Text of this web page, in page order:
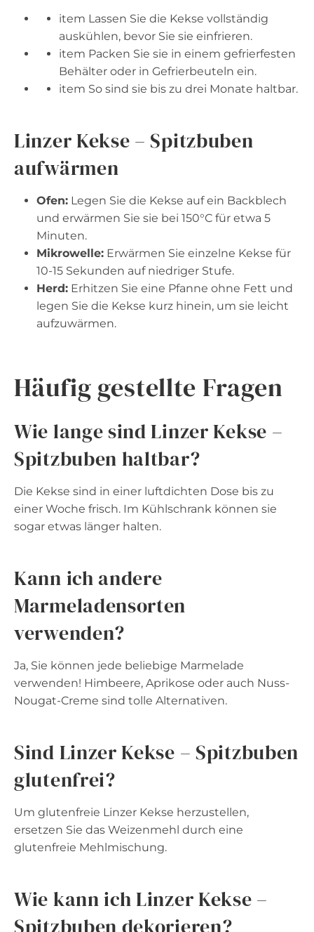
item Lassen Sie die Kekse vollständig
auskühlen, bevor Sie sie einfrieren.
item Packen Sie sie in einem gefrierfesten
Behälter oder in Gefrierbeuteln ein.
item So sind sie bis zu drei Monate haltbar.
Linzer Kekse – Spitzbuben
aufwärmen
Ofen: Legen Sie die Kekse auf ein Backblech
und erwärmen Sie sie bei 150°C für etwa 5
Minuten.
Mikrowelle: Erwärmen Sie einzelne Kekse für
10-15 Sekunden auf niedriger Stufe.
Herd: Erhitzen Sie eine Pfanne ohne Fett und
legen Sie die Kekse kurz hinein, um sie leicht
aufzuwärmen.
Häufig gestellte Fragen
Wie lange sind Linzer Kekse –
Spitzbuben haltbar?
Die Kekse sind in einer luftdichten Dose bis zu
einer Woche frisch. Im Kühlschrank können sie
sogar etwas länger halten.
Kann ich andere
Marmeladensorten
verwenden?
Ja, Sie können jede beliebige Marmelade
verwenden! Himbeere, Aprikose oder auch Nuss-
Nougat-Creme sind tolle Alternativen.
Sind Linzer Kekse – Spitzbuben
glutenfrei?
Um glutenfreie Linzer Kekse herzustellen,
ersetzen Sie das Weizenmehl durch eine
glutenfreie Mehlmischung.
Wie kann ich Linzer Kekse –
Spitzbuben dekorieren?